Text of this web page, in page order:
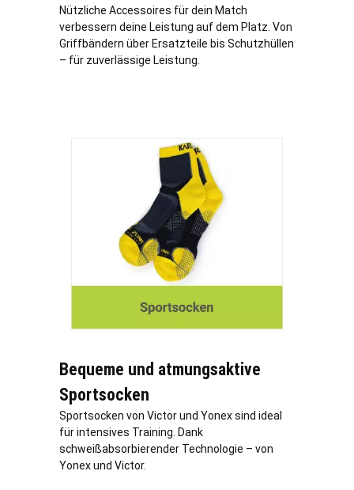
Nützliche Accessoires für dein Match
verbessern deine Leistung auf dem Platz. Von
Griffbändern über Ersatzteile bis Schutzhüllen
– für zuverlässige Leistung.
Bequeme und atmungsaktive
Sportsocken
Sportsocken von Victor und Yonex sind ideal
für intensives Training. Dank
schweißabsorbierender Technologie – von
Yonex und Victor.